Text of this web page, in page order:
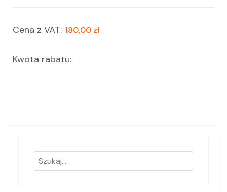
Cena z VAT: 180,00 zł
Kwota rabatu: